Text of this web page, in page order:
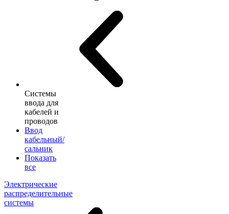
Системы
ввода для
кабелей и
проводов
Ввод
кабельный/
сальник
Показать
все
Электрические
распределительные
системы